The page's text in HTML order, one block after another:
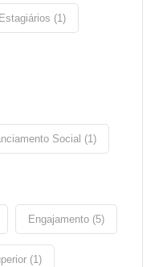
(1)
Social (1)
Engajamento (5)
(1)